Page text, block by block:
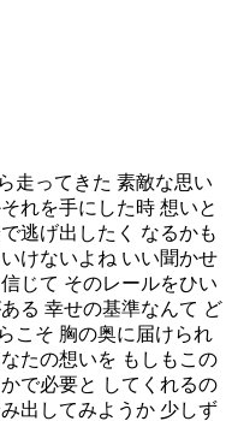
走ってきた 素敵な思い
れを手にした時 想いと
逃げ出したく なるかも
けないよね いい聞かせ
じて そのレールをひい
る 幸せの基準なんて ど
こそ 胸の奥に届けられ
たの想いを もしもこの
で必要と してくれるの
出してみようか 少しず